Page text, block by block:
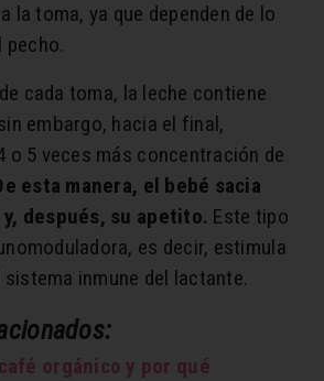
la toma, ya que dependen de lo
pecho.
cada toma, la leche contiene
embargo, hacia el final,
o 5 veces más concentración de
esta manera, el bebé sacia
después, su apetito. Este tipo
es decir, estimula
inmune del lactante.
orgánico y por qué